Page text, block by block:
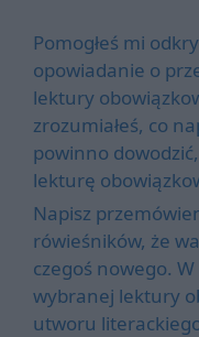
Pomogłeś mi
opowiadanie o
lektury
zrozumiałeś, co
powinno
lekturę
Napisz
rówieśników, że
czegoś nowego.
wybranej lektury
utworu